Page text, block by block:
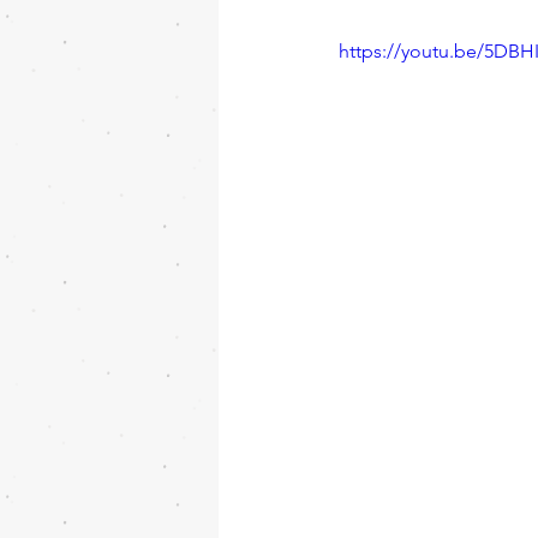
https://youtu.be/